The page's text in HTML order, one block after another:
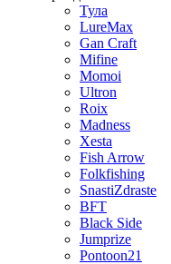
Тула
LureMax
Gan Craft
Mifine
Momoi
Ultron
Roix
Madness
Xesta
Fish Arrow
Folkfishing
SnastiZdraste
BFT
Black Side
Jumprize
Pontoon21